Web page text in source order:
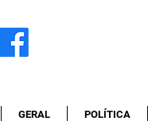
GERAL POLÍTICA